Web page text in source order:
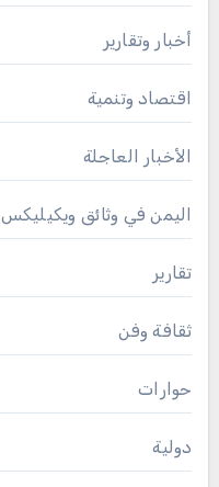
أخبار وتقارير
اقتصاد وتنمية
الأخبار العاجلة
اليمن في وثائق ويكيليكس
تقارير
ثقافة وفن
حوارات
دولية